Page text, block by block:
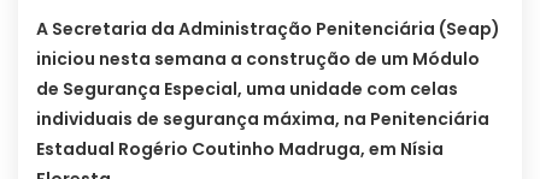
A Secretaria da Administração Penitenciária (Seap)
iniciou nesta semana a construção de um Módulo
de Segurança Especial, uma unidade com celas
individuais de segurança máxima, na Penitenciária
Estadual Rogério Coutinho Madruga, em Nísia